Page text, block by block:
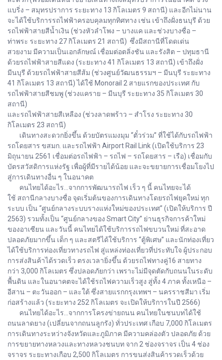
แบริ่ง – สมุทรปราการ ระยะทาง 13 กิโลเมตร 9 สถานี) และอีกไม่นาน
จะได้ใช้บริการรถไฟฟ้าครอบคุลมทุกทิศทาง เช่น เข้าถึงฝั่งธนบุรี ด้วย
รถไฟฟ้าสายสีน้ำเงิน (ช่วงหัวลำโพง – บางแค และช่วงบางซื่อ –
ท่าพระ ระยะทาง 27 กิโลเมตร 21 สถานี) ซึ่งมีสถานีที่โดดเด่น
สวยงาม มีความเป็นเอกลักษณ์ เชื่อมต่อตลิ่งชัน และรังสิต – ปทุมธานี
ด้วยรถไฟฟ้าสายสีแดง (ระยะทาง 41 กิโลเมตร 13 สถานี) เข้าถึงฝั่ง
มีนบุรี ด้วยรถไฟฟ้าสายสีส้ม (ช่วงศูนย์วัฒนธรรมฯ – มีนบุรี ระยะทาง
41 กิโลเมตร 13 สถานี) ได้ใช้ Monorail 2 สายแรกของประเทศ กับ
รถไฟฟ้าสายสีชมพู (ช่วงแคราย – มีนบุรี ระยะทาง 35 กิโลเมตร 30
สถานี)
และรถไฟฟ้าสายสีเหลือง (ช่วงลาดพร้าว – สำโรง ระยะทาง 30
กิโลเมตร 23 สถานี)
เดินทางสะดวกยิ่งขึ้น ด้วยบัตรแมงมุม “ตั๋วร่วม” ที่ใช้ได้กับรถไฟฟ้า
รถโดยสาร ขสมก. และรถไฟฟ้า Airport Rail Link (เปิดใช้บริการ 23
มิถุนายน 2561 เชื่อมต่อรถไฟฟ้า – รถไฟ – รถโดยสาร – เรือ) เชื่อมกับ
บัตรสวัสดิการแห่งรัฐ เพื่อผู้ที่มีรายได้น้อย และจะขยายการเชื่อมโยงไป
สู่การเดินทางอื่น ๆ ในอนาคต
คนไทยได้อะไร...จากการพัฒนารถไฟ เร็ว ๆ นี้ คนไทยจะได้
ใช้ สถานีกลางบางซื่อ จุดเริ่มต้นของการเดินทางโดยรถไฟยุคใหม่ ทุก
ระบบ เป็น “ศูนย์กลางระบบรางแห่งใหม่ของประเทศ” (เปิดให้บริการ ปี
2563) รวมทั้งเป็น “ศูนย์กลางของ Smart City” ย่านธุรกิจการค้าใหม่
ของอาเซียน และวันนี้ คนไทยได้ใช้บริการรถไฟขบวนใหม่ ที่สะอาด
ปลอดภัยมากขึ้น เด็ก ๆ และสตรีได้ใช้บริการ “ตู้พิเศษ” และนักท่องเที่ยว
ได้ใช้บริการท่องเที่ยวทางรถไฟ สู่แหล่งท่องเที่ยวที่ประทับใจ ผู้ประกอบ
การส่งสินค้าได้รวดเร็ว ตรงเวลายิ่งขึ้น ด้วยรถไฟทางคู่16 สายทาง
กว่า 3,000 กิโลเมตร ซึ่งปลอดภัยกว่า เพราะไม่มีจุดตัดกับถนนในระดับ
พื้นดิน และในอนาคตจะได้ใช้รถไฟความเร็วสูง สู่ทั้ง 4 ภาค ทั้งเหนือ –
อีสาน – ตะวันออก – และใต้ ซึ่งสายแรกกรุงเทพฯ – นครราชสีมา เริ่ม
ก่อสร้างแล้ว (ระยะทาง 252 กิโลเมตร จะเปิดให้บริการในปี 2566)
คนไทยได้อะไร...จากการโครงข่ายถนน คนไทยในชนบทได้ใช้
ถนนลาดยาง (เปลี่ยนจากถนนลูกรัง) ทั่วประเทศ เกือบ 7,000 กิโลเมตร
การเดินทางระหว่างจังหวัดและภูมิภาค มีความคล่องตัว ปลอดภัย ด้วย
การขยายทางหลวงและทางหลวงชนบท จาก 2 ช่องจราจร เป็น 4 ช่อง
จราจร ระยะทางเกือบ 2,500 กิโลเมตร การขนส่งสินค้ารวดเร็วด้วย